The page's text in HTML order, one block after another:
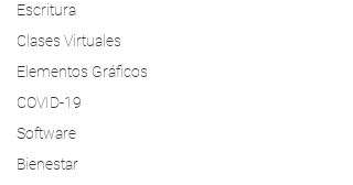
Escritura
Clases Virtuales
Elementos Gráficos
COVID-19
Software
Bienestar